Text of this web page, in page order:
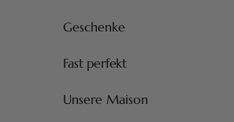
Geschenke
Fast perfekt
Unsere Maison